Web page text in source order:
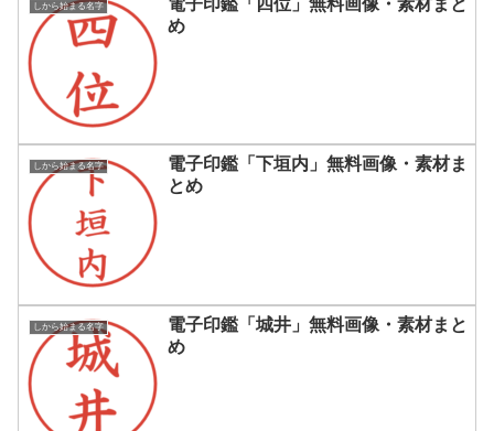
しから始まる名字
電子印鑑「四位」無料画像・素材まと
め
しから始まる名字
電子印鑑「下垣内」無料画像・素材ま
とめ
しから始まる名字
電子印鑑「城井」無料画像・素材まと
め